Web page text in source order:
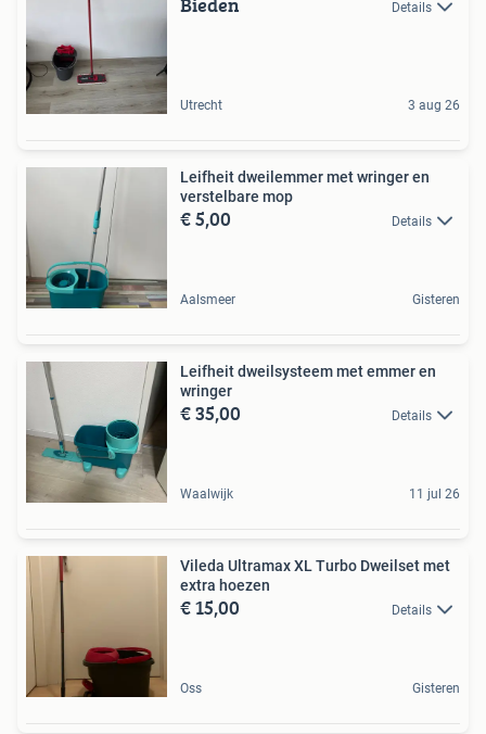
Details
Utrecht 3 aug 26
Leifheit dweilemmer met wringer en
verstelbare mop
€ 5,00 Details
Aalsmeer Gisteren
Leifheit dweilsysteem met emmer en
wringer
€ 35,00 Details
Waalwijk 11 jul 26
Vileda Ultramax XL Turbo Dweilset met
extra hoezen
€ 15,00 Details
Oss Gisteren